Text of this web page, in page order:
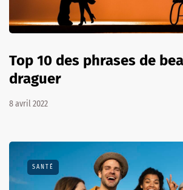
Top 10 des phrases de
draguer
8 avril 2022
SANTÉ